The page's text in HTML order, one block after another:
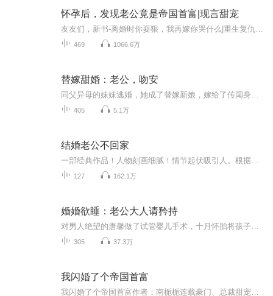
怀孕后，发现老公竟是帝国首富|现言甜宠
469 1066.6万
替嫁甜婚：老公，吻安
405 5.1万
结婚老公不回家
127 162.1万
婚婚欲睡：老公大人请矜持
305 37.3万
我闪婚了个帝国首富